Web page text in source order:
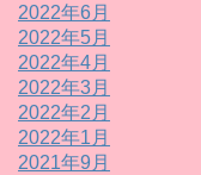
2022年6月
2022年5月
2022年4月
2022年3月
2022年2月
2022年1月
2021年9月